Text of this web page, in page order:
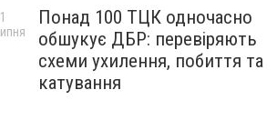
Понад 100 ТЦК одночасно
обшукує ДБР: перевіряють
схеми ухилення, побиття та
катування